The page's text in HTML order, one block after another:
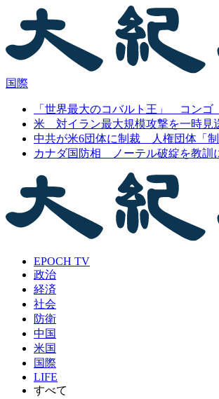
国際
「世界最大のコバルト王」 コン
米 対イラン最大規模攻撃を一時
中共が米6団体に制裁 人権団体「
カナダ国防相 ノーテル破綻を教訓
EPOCH TV
政治
経済
社会
防衛
中国
米国
国際
LIFE
すべて